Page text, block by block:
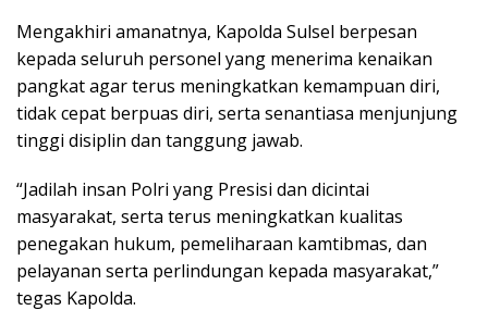
Mengakhiri amanatnya, Kapolda Sulsel berpesan
kepada seluruh personel yang menerima kenaikan
pangkat agar terus meningkatkan kemampuan diri,
tidak cepat berpuas diri, serta senantiasa menjunjung
tinggi disiplin dan tanggung jawab.
“Jadilah insan Polri yang Presisi dan dicintai
masyarakat, serta terus meningkatkan kualitas
penegakan hukum, pemeliharaan kamtibmas, dan
pelayanan serta perlindungan kepada masyarakat,”
tegas Kapolda.